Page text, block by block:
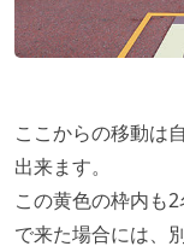
ここからの移動は
出来ます。
この黄色の枠内も
で来た場合には、